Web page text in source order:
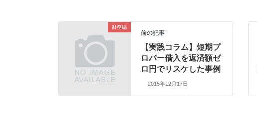
財務編
前の記事
【実践コラム】短期プ
ロパー借入を返済額ゼ
ロ円でリスケした事例
2015年12月17日